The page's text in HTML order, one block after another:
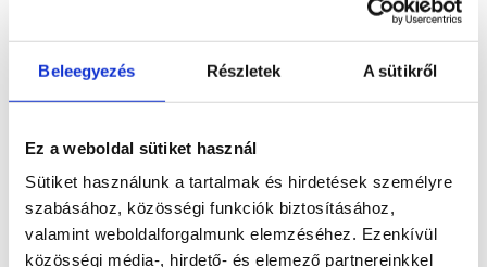
Beleegyezés Részletek A sütikről
Ez a weboldal sütiket használ
Sütiket használunk a tartalmak és hirdetések személyre
szabásához, közösségi funkciók biztosításához,
valamint weboldalforgalmunk elemzéséhez. Ezenkívül
közösségi média-, hirdető- és elemező partnereinkkel
a divatmárkák hogyan járulnak hozzá a társadalmi
-C&A úttörő a nagyobb méretű ruhákkal, de a
környezettudatosságal kapcsolatban is.
-LEVI’S arra kínál megoldást, hogy megtaláld a
tökéletes farmert, a jól variálható alapruhatárad